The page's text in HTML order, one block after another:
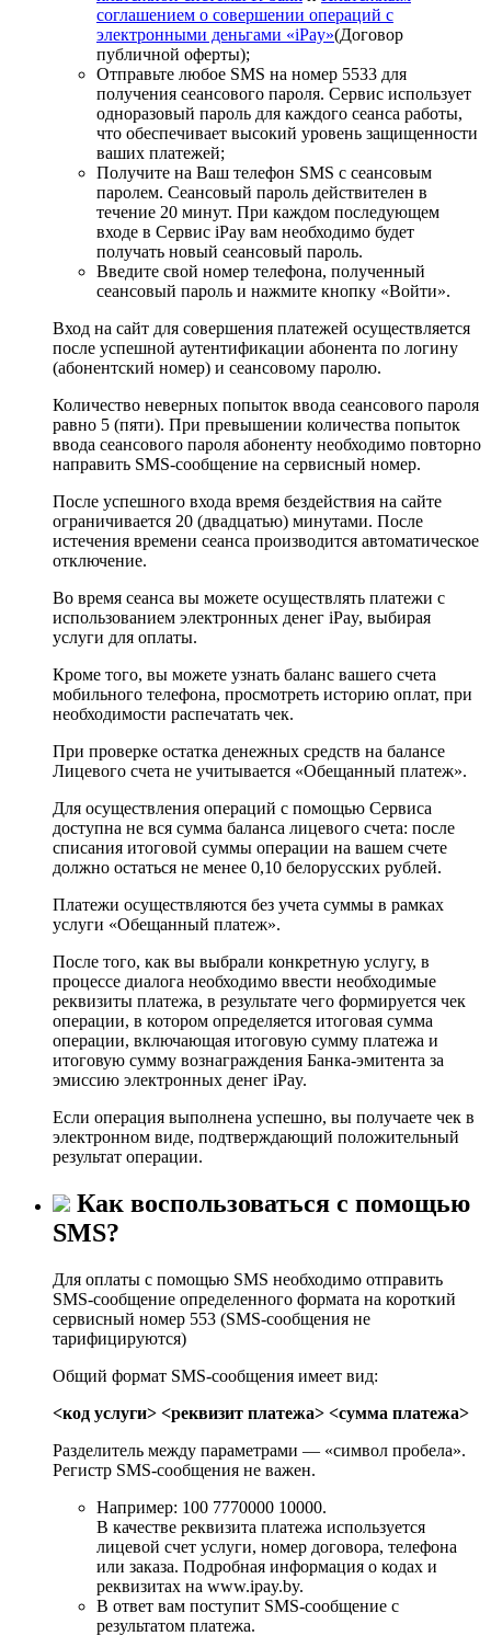
соглашением о совершении операций с
электронными деньгами «iPay»(Договор
публичной оферты);
Отправьте любое SMS на номер 5533 для
получения сеансового пароля. Сервис использует
одноразовый пароль для каждого сеанса работы,
что обеспечивает высокий уровень защищенности
ваших платежей;
Получите на Ваш телефон SMS с сеансовым
паролем. Сеансовый пароль действителен в
течение 20 минут. При каждом последующем
входе в Сервис iPay вам необходимо будет
получать новый сеансовый пароль.
Введите свой номер телефона, полученный
сеансовый пароль и нажмите кнопку «Войти».
Вход на сайт для совершения платежей осуществляется
после успешной аутентификации абонента по логину
(абонентский номер) и сеансовому паролю.
Количество неверных попыток ввода сеансового пароля
равно 5 (пяти). При превышении количества попыток
ввода сеансового пароля абоненту необходимо повторно
направить SMS-сообщение на сервисный номер.
После успешного входа время бездействия на сайте
ограничивается 20 (двадцатью) минутами. После
истечения времени сеанса производится автоматическое
отключение.
Во время сеанса вы можете осуществлять платежи с
использованием электронных денег iPay, выбирая
услуги для оплаты.
Кроме того, вы можете узнать баланс вашего счета
мобильного телефона, просмотреть историю оплат, при
необходимости распечатать чек.
При проверке остатка денежных средств на балансе
Лицевого счета не учитывается «Обещанный платеж».
Для осуществления операций с помощью Сервиса
доступна не вся сумма баланса лицевого счета: после
списания итоговой суммы операции на вашем счете
должно остаться не менее 0,10 белорусских рублей.
Платежи осуществляются без учета суммы в рамках
услуги «Обещанный платеж».
После того, как вы выбрали конкретную услугу, в
процессе диалога необходимо ввести необходимые
реквизиты платежа, в результате чего формируется чек
операции, в котором определяется итоговая сумма
операции, включающая итоговую сумму платежа и
итоговую сумму вознаграждения Банка-эмитента за
эмиссию электронных денег iPay.
Если операция выполнена успешно, вы получаете чек в
электронном виде, подтверждающий положительный
результат операции.
Как воспользоваться с помощью
SMS?
Для оплаты с помощью SMS необходимо отправить
SMS-сообщение определенного формата на короткий
сервисный номер 553 (SMS-сообщения не
тарифицируются)
Общий формат SMS-сообщения имеет вид:
<код услуги> <реквизит платежа> <сумма платежа>
Разделитель между параметрами — «символ пробела».
Регистр SMS-сообщения не важен.
Например: 100 7770000 10000.
В качестве реквизита платежа используется
лицевой счет услуги, номер договора, телефона
или заказа. Подробная информация о кодах и
реквизитах на www.ipay.by.
В ответ вам поступит SMS-сообщение с
результатом платежа.